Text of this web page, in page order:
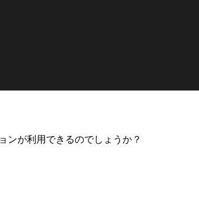
ンが利用できるのでしょうか？